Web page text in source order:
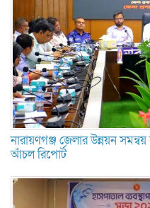
নারায়ণগঞ্জ জেলার উন্নয়ন
আঁচল রিপোর্ট